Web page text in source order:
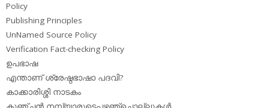
Policy
Publishing Principles
UnNamed Source Policy
Verification Fact-checking Policy
ഉപഭാഷ
എന്താണ് ശ്രേഷ്ഠഭാഷാ പദവി?
കാക്കാരിശ്ശി നാടകം